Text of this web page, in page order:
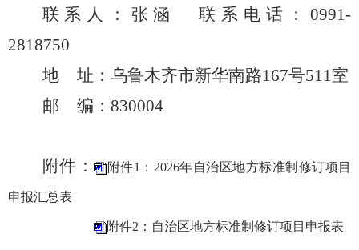
联系人：张涵
联系电话： 0991-
2818750
地
址：乌鲁木齐市新华南路167号511室
邮
编： 830004
附件： 附件1：2026年自治区地方标准制修订项目
申报汇总表
附件2：自治区地方标准制修订项目申报表